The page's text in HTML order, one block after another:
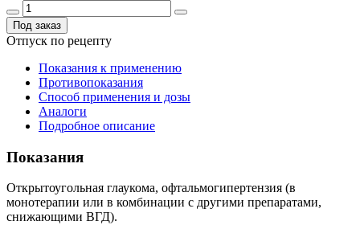
Под заказ
Отпуск по рецепту
Показания к применению
Противопоказания
Способ применения и дозы
Аналоги
Подробное описание
Показания
Открытоугольная глаукома, офтальмогипертензия (в
монотерапии или в комбинации с другими препаратами,
снижающими ВГД).